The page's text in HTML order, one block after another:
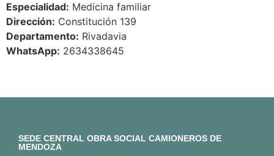
Especialidad: Medicina familiar
Dirección: Constitución 139
Departamento: Rivadavia
WhatsApp: 2634338645
SEDE CENTRAL OBRA SOCIAL CAMIONEROS DE
MENDOZA